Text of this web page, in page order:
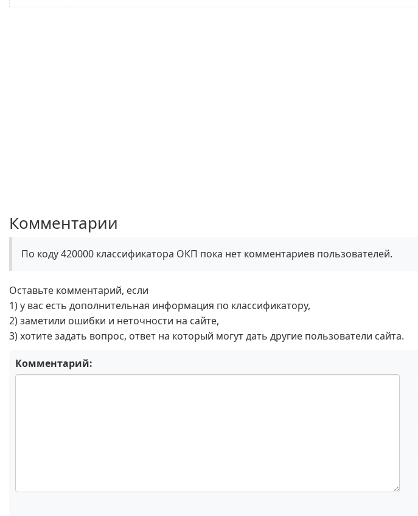
Комментарии
По коду 420000 классификатора ОКП пока нет комментариев пользователей.
Оставьте комментарий, если
1) у вас есть дополнительная информация по классификатору,
2) заметили ошибки и неточности на сайте,
3) хотите задать вопрос, ответ на который могут дать другие пользователи сайта.
Комментарий: